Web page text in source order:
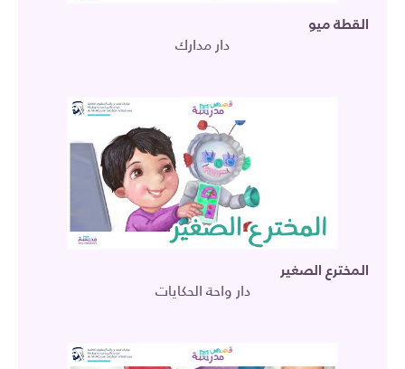
القطة ميو
دار مدارك
المخترع الصغير
دار واحة الحكايات